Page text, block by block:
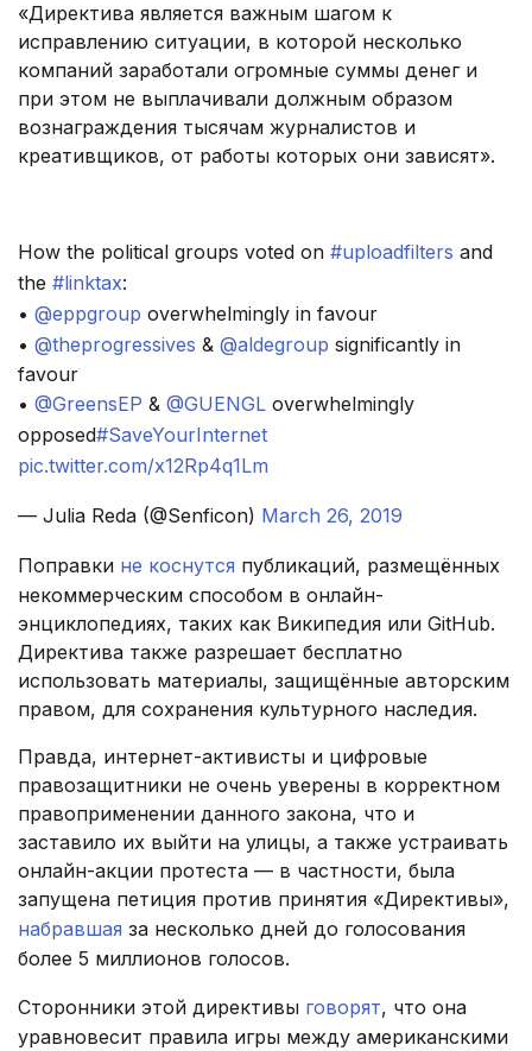
«Директива является важным шагом к
исправлению ситуации, в которой несколько
компаний заработали огромные суммы денег и
при этом не выплачивали должным образом
вознаграждения тысячам журналистов и
креативщиков, от работы которых они зависят».
How the political groups voted on #uploadfilters and
the #linktax:
• @eppgroup overwhelmingly in favour
• @theprogressives & @aldegroup significantly in
favour
• @GreensEP & @GUENGL overwhelmingly
opposed#SaveYourInternet
pic.twitter.com/x12Rp4q1Lm
— Julia Reda (@Senficon) March 26, 2019
Поправки не коснутся публикаций, размещённых
некоммерческим способом в онлайн-
энциклопедиях, таких как Википедия или GitHub.
Директива также разрешает бесплатно
использовать материалы, защищённые авторским
правом, для сохранения культурного наследия.
Правда, интернет-активисты и цифровые
правозащитники не очень уверены в корректном
правоприменении данного закона, что и
заставило их выйти на улицы, а также устраивать
онлайн-акции протеста — в частности, была
запущена петиция против принятия «Директивы»,
набравшая за несколько дней до голосования
более 5 миллионов голосов.
Сторонники этой директивы говорят, что она
уравновесит правила игры между американскими